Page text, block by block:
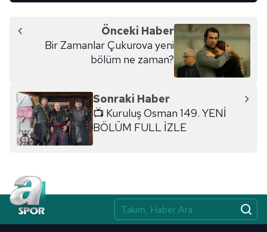
hazırlanmış Aydınlatma Metnimizi okumak ve sitemizde
ilgili mevzuata uygun olarak kullanılan çerezlerle ilgili bilgi
tıklayınız .
Önceki Haber
Bir Zamanlar Çukurova yeni
bölüm ne zaman?
Sonraki Haber
📺 Kuruluş Osman 149. YENİ
BÖLÜM FULL İZLE